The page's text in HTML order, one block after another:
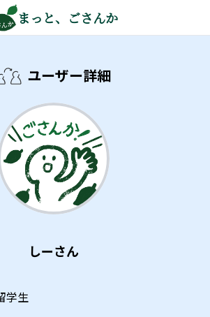
まっと、ごさんか
ユーザー詳細
しーさん
学生